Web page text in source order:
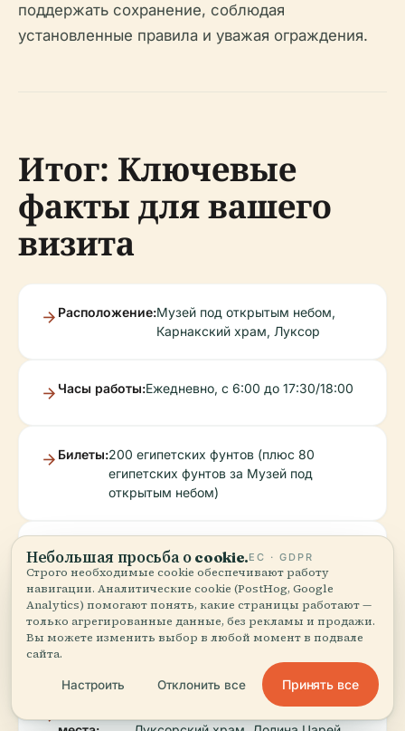
поддержать сохранение, соблюдая
установленные правила и уважая ограждения.
Итог: Ключевые
факты для вашего
визита
Расположение:Музей под открытым небом,
Карнакский храм, Луксор
Часы работы:Ежедневно, с 6:00 до 17:30/18:00
Билеты:200 египетских фунтов (плюс 80
египетских фунтов за Музей под
открытым небом)
и
история:
Рельефы Осириса, кушитских царей
и Божественных Поклонниц;
абидосская иконография
Удобства:Туалеты, кафе, доступные дорожки
Белая часовня, храм Птаха,
Небольшая просьба о cookie.ЕС · GDPR
Строго необходимые cookie обеспечивают работу
навигации. Аналитические cookie (PostHog, Google
Analytics) помогают понять, какие страницы работают —
только агрегированные данные, без рекламы и продажи.
Вы можете изменить выбор в любой момент в подвале
сайта.
Настроить Отклонить все Принять все